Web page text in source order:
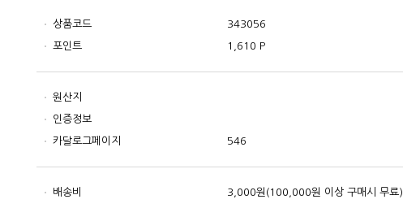
상품코드 343056
포인트 1,610 P
원산지
인증정보
카달로그페이지 546
배송비 3,000원(100,000원 이상 구매시 무료)